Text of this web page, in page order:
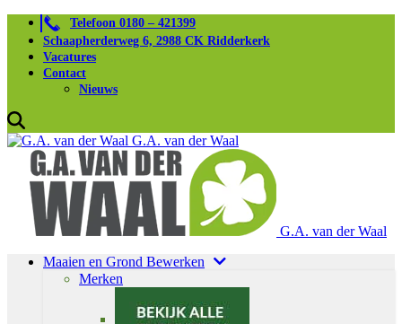
Telefoon 0180 – 421399
Schaapherderweg 6, 2988 CK Ridderkerk
Vacatures
Contact
Nieuws
G.A. van der Waal
G.A. van der Waal
Maaien en Grond Bewerken
Merken